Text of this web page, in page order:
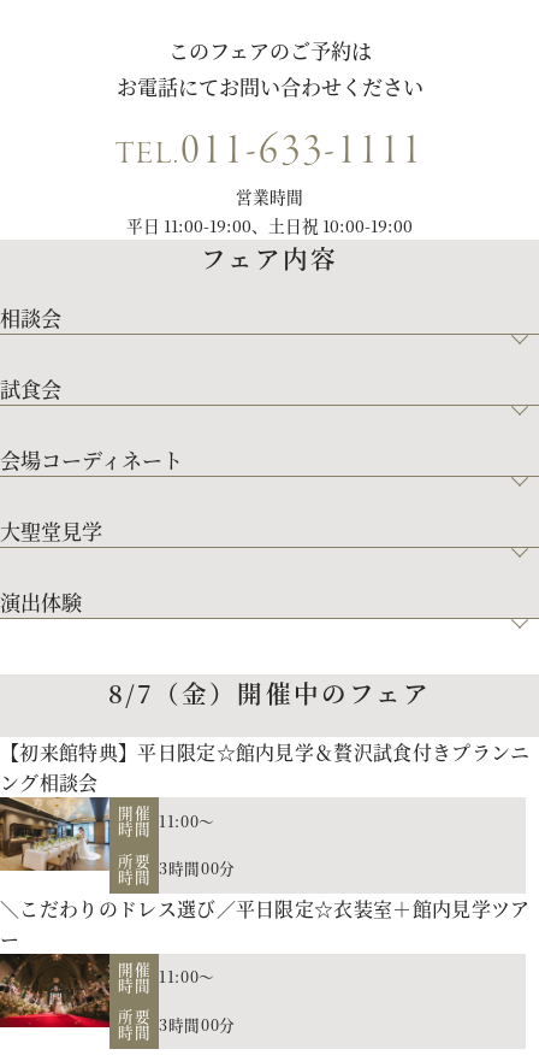
このフェアのご予約は
お電話にてお問い合わせください
TEL.011-633-1111
営業時間
平日 11:00-19:00、土日祝 10:00-19:00
フェア内容
相談会
試食会
会場コーディネート
大聖堂見学
演出体験
8/7（金）開催中のフェア
【初来館特典】平日限定☆館内見学＆贅沢試食付きプランニ
ング相談会
開催
時間 11:00～
所要
時間 3時間00分
＼こだわりのドレス選び／平日限定☆衣装室＋館内見学ツア
ー
開催
時間 11:00～
所要
時間 3時間00分